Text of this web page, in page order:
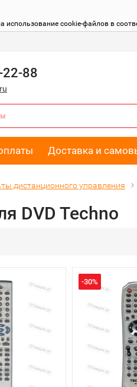
использование cookie-файлов в
88
Доставка и
дистанционного управления
DVD Techno
-30%